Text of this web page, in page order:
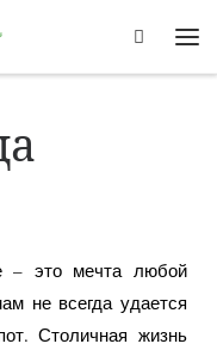
Search
– это мечта любой
не всегда удается
Столичная жизнь